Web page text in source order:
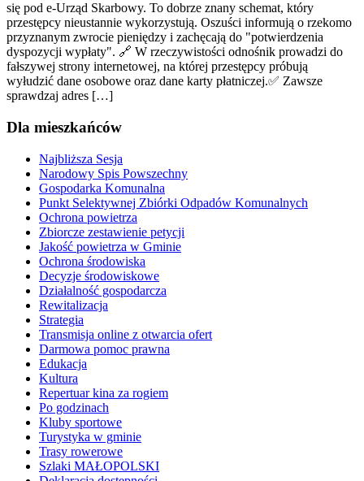
się pod e-Urząd Skarbowy. To dobrze znany schemat, który
przestępcy nieustannie wykorzystują. Oszuści informują o rzekomo
przyznanym zwrocie pieniędzy i zachęcają do "potwierdzenia
dyspozycji wypłaty". 🔗 W rzeczywistości odnośnik prowadzi do
fałszywej strony internetowej, na której przestępcy próbują
wyłudzić dane osobowe oraz dane karty płatniczej.✅ Zawsze
sprawdzaj adres […]
Dla mieszkańców
Najbliższa Sesja
Narodowy Spis Powszechny
Gospodarka Komunalna
Punkt Selektywnej Zbiórki Odpadów Komunalnych
Ochrona powietrza
Zbiorcze zestawienie petycji
Jakość powietrza w Gminie
Ochrona środowiska
Decyzje środowiskowe
Działalność gospodarcza
Rewitalizacja
Strategia
Transmisja online z otwarcia ofert
Darmowa pomoc prawna
Edukacja
Kultura
Repertuar kina za rogiem
Po godzinach
Kluby sportowe
Turystyka w gminie
Trasy rowerowe
Szlaki MAŁOPOLSKI